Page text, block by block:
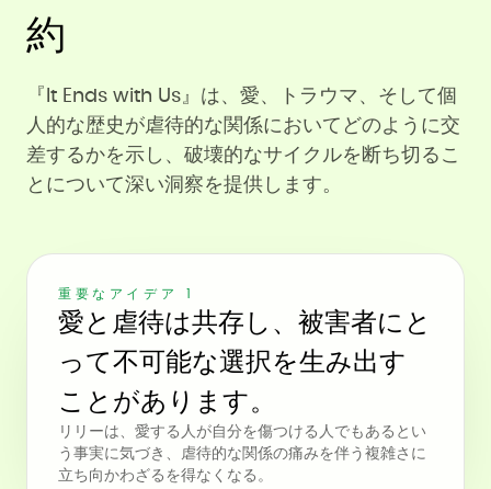
約
『It Ends with Us』は、愛、トラウマ、そして個
人的な歴史が虐待的な関係においてどのように交
差するかを示し、破壊的なサイクルを断ち切るこ
とについて深い洞察を提供します。
重要なアイデア 1
愛と虐待は共存し、被害者にと
って不可能な選択を生み出す
ことがあります。
リリーは、愛する人が自分を傷つける人でもあるとい
う事実に気づき、虐待的な関係の痛みを伴う複雑さに
立ち向かわざるを得なくなる。